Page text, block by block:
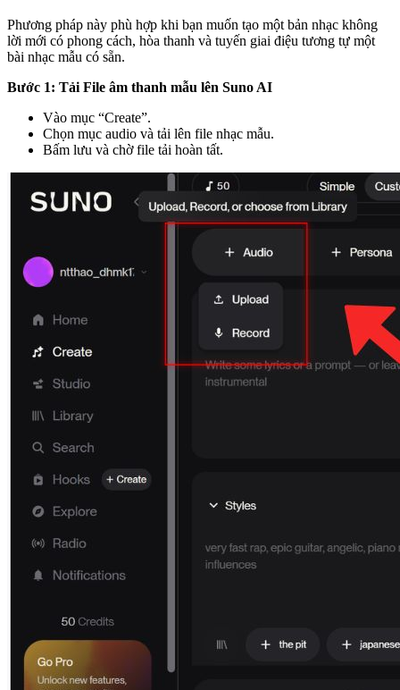
Phương pháp này phù hợp khi bạn muốn tạo một bản nhạc không
lời mới có phong cách, hòa thanh và tuyến giai điệu tương tự một
bài nhạc mẫu có sẵn.
Bước 1: Tải File âm thanh mẫu lên Suno AI
Vào mục “Create”.
Chọn mục audio và tải lên file nhạc mẫu.
Bấm lưu và chờ file tải hoàn tất.